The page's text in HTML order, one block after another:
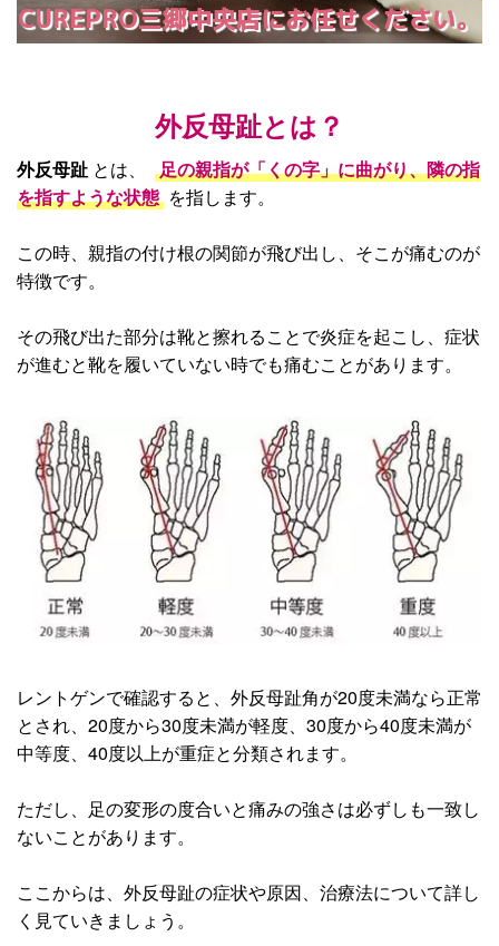
CUREPRO三郷中央店にお任せください。
外反母趾とは？
外反母趾 とは、
足の親指が「くの字」に曲がり、隣の指
を指すような状態 を指します。
この時、親指の付け根の関節が飛び出し、そこが痛むのが
特徴です。
その飛び出た部分は靴と擦れることで炎症を起こし、症状
が進むと靴を履いていない時でも痛むことがあります。
レントゲンで確認すると、外反母趾角が20度未満なら正常
とされ、20度から30度未満が軽度、30度から40度未満が
中等度、40度以上が重症と分類されます。
ただし、足の変形の度合いと痛みの強さは必ずしも一致し
ないことがあります。
ここからは、外反母趾の症状や原因、治療法について詳し
く見ていきましょう。